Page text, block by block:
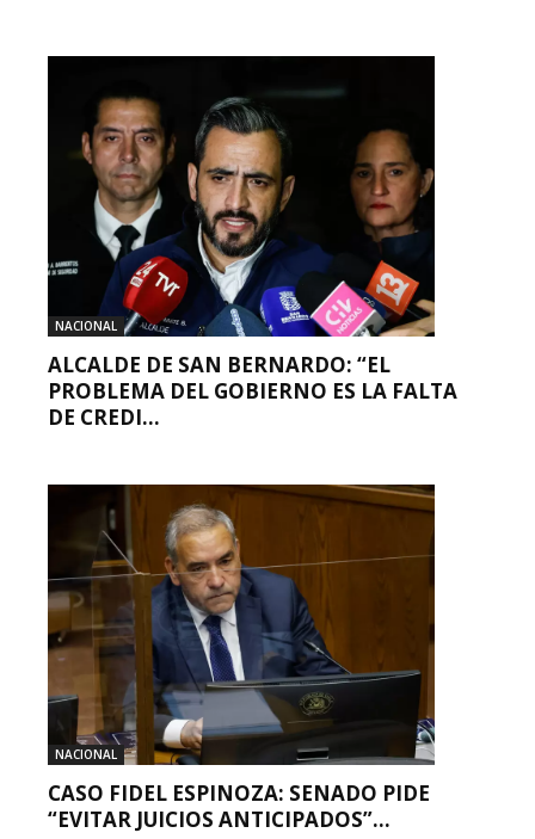
NACIONAL
ALCALDE DE SAN BERNARDO: “EL
PROBLEMA DEL GOBIERNO ES LA FALTA
DE CREDI...
NACIONAL
CASO FIDEL ESPINOZA: SENADO PIDE
“EVITAR JUICIOS ANTICIPADOS”...